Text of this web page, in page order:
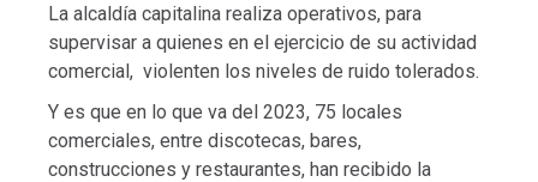
La alcaldía capitalina realiza operativos, para
supervisar a quienes en el ejercicio de su actividad
comercial, violenten los niveles de ruido tolerados.
Y es que en lo que va del 2023, 75 locales
comerciales, entre discotecas, bares,
construcciones y restaurantes, han recibido la